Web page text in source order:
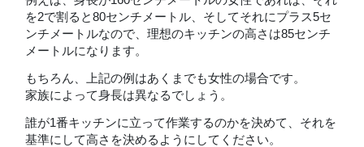
を2で割ると80センチメートル、そしてそれにプラス5セ
ンチメートルなので、理想のキッチンの高さは85センチ
メートルになります。
もちろん、上記の例はあくまでも女性の場合です。
家族によって身長は異なるでしょう。
誰が1番キッチンに立って作業するのかを決めて、それを
基準にして高さを決めるようにしてください。